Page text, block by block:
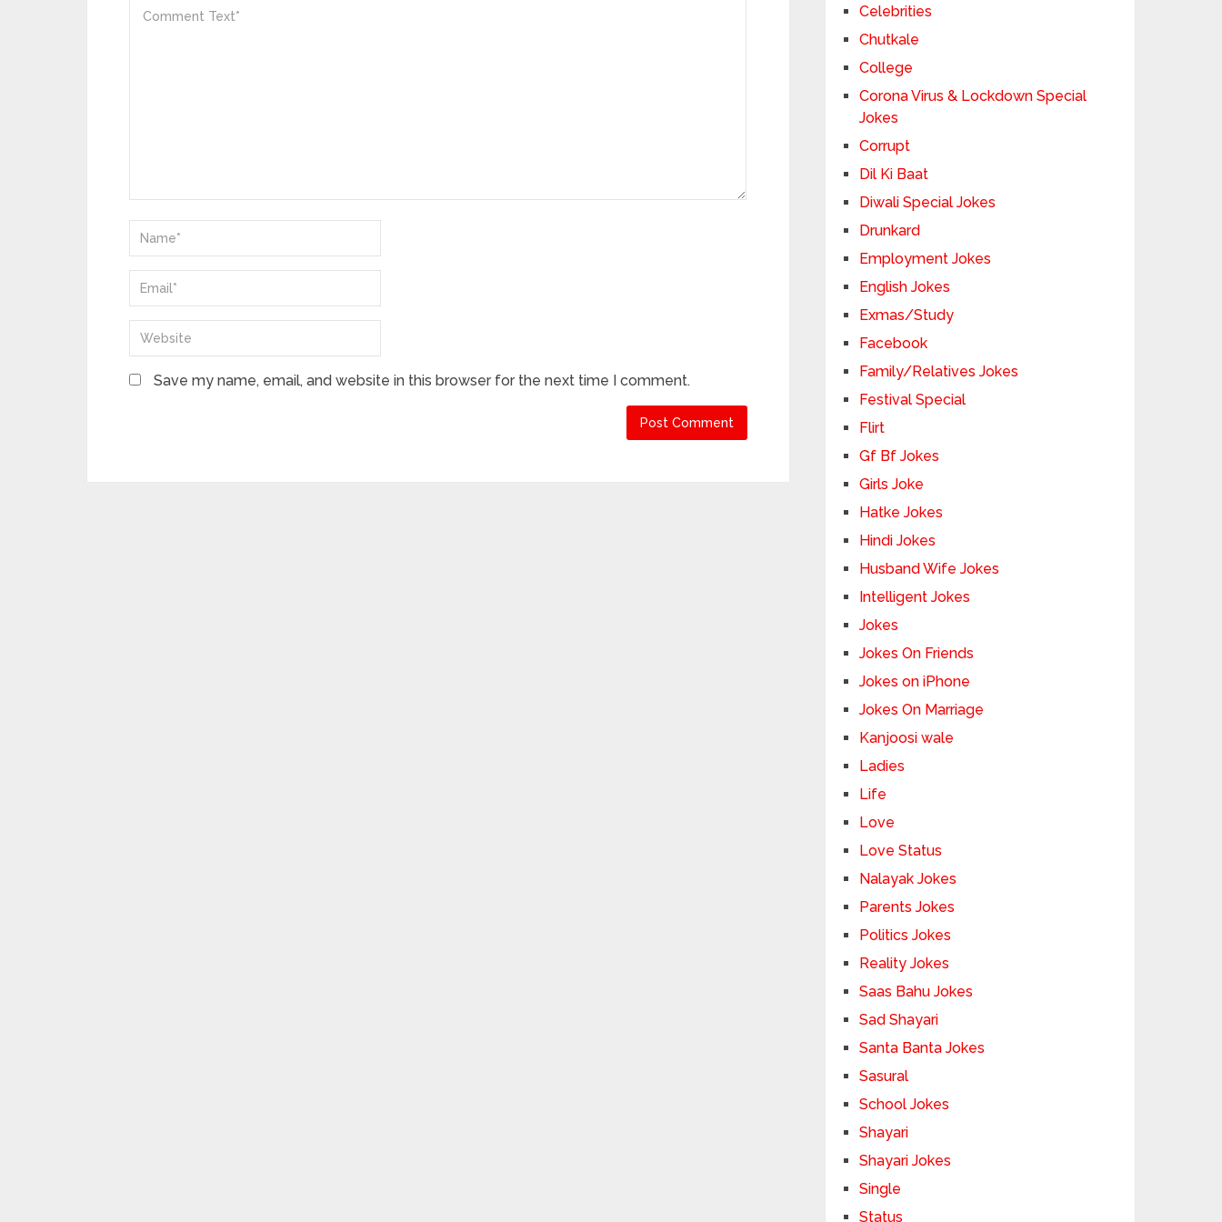
Save my name, email, and website in this browser for the next time I comment.
Celebrities
Chutkale
College
Corona Virus & Lockdown Special
Jokes
Corrupt
Dil Ki Baat
Diwali Special Jokes
Drunkard
Employment Jokes
English Jokes
Exmas/Study
Facebook
Family/Relatives Jokes
Festival Special
Flirt
Gf Bf Jokes
Girls Joke
Hatke Jokes
Hindi Jokes
Husband Wife Jokes
Intelligent Jokes
Jokes
Jokes On Friends
Jokes on iPhone
Jokes On Marriage
Kanjoosi wale
Ladies
Life
Love
Love Status
Nalayak Jokes
Parents Jokes
Politics Jokes
Reality Jokes
Saas Bahu Jokes
Sad Shayari
Santa Banta Jokes
Sasural
School Jokes
Shayari
Shayari Jokes
Single
Status